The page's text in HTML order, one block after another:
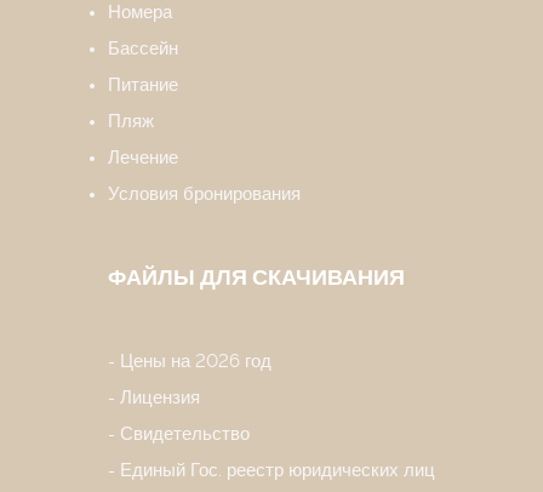
Номера
Бассейн
Питание
Пляж
Лечение
Условия бронирования
ФАЙЛЫ ДЛЯ СКАЧИВАНИЯ
Цены на 2026 год
Лицензия
Свидетельство
Единый Гос. реестр юридических лиц